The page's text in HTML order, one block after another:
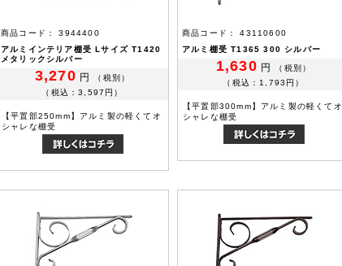
商品コード： 3944400
アルミインテリア棚受 Lサイズ T1420
メタリックシルバー
3,270 円
（税別）
（税込：3,597円）
【平置部250mm】アルミ製の軽くてオ
シャレな棚受
商品コード： 43110600
アルミ棚受 T1365 300 シルバー
1,630 円
（税別）
（税込：1,793円）
【平置部300mm】アルミ製の軽くてオ
シャレな棚受